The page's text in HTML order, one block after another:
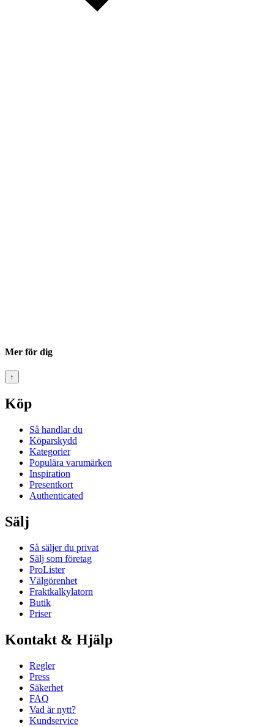
Mer för dig
↑
Köp
Så handlar du
Köparskydd
Kategorier
Populära varumärken
Inspiration
Presentkort
Authenticated
Sälj
Så säljer du privat
Sälj som företag
ProLister
Välgörenhet
Fraktkalkylatorn
Butik
Priser
Kontakt & Hjälp
Regler
Press
Säkerhet
FAQ
Vad är nytt?
Kundservice